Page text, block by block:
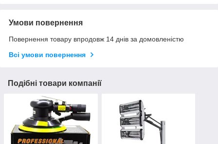
Умови повернення
Повернення товару впродовж 14 днів за домовленістю
Всі умови повернення
Подібні товари компанії